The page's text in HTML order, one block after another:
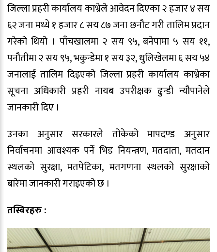
जिल्ला प्रहरी कार्यालय काभ्रेले आवेदन दिएका २ हजार ४ सय
६२ जना मध्ये १ हजार ८ सय ८७ जना छनौट गरी तालिम प्रदान
गरेको थियो । पाँचखालमा २ सय ९५, बनेपामा ५ सय ११,
पनौतीमा २ सय ९५, भकुन्डेमा १ सय ३२, धुलिखेलमा ६ सय ५४
जनालाई तालिम दिइएको जिल्ला प्रहरी कार्यालय काभ्रेका
सूचना अधिकारी प्रहरी नायब उपरीक्षक ढुन्डी न्यौपानेले
जानकारी दिए ।
उनका अनुसार सरकारले तोकेको मापदण्ड अनुसार
निर्वाचनमा आवश्यक पर्ने भिड नियन्त्रण, मतदाता, मतदान
स्थलको सुरक्षा, मतपेटिका, मतगणना स्थलको सुरक्षाको
बारेमा जानकारी गराइएको छ ।
तस्बिरहरु :